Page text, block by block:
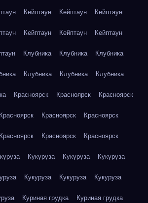
Кейптаун Кейптаун Кейптаун
Кейптаун Кейптаун Кейптаун
Клубника Клубника Клубника
Клубника Клубника Клубника
Красноярск Красноярск Красноярск
Красноярск Красноярск Красноярск
Красноярск Красноярск Красноярск
Кукуруза Кукуруза Кукуруза
Кукуруза Кукуруза Кукуруза
Куриная грудка Куриная грудка